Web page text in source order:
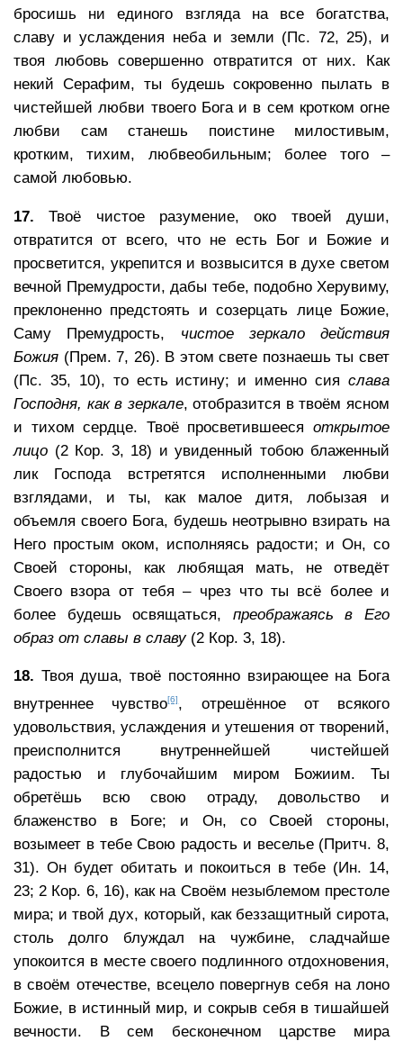
бросишь ни единого взгляда на все богатства,
славу и услаждения неба и земли (Пс. 72, 25), и
твоя любовь совершенно отвратится от них. Как
некий Серафим, ты будешь сокровенно пылать в
чистейшей любви твоего Бога и в сем кротком огне
любви сам станешь поистине милостивым,
кротким, тихим, любвеобильным; более того –
самой любовью.
17. Твоё чистое разумение, око твоей души,
отвратится от всего, что не есть Бог и Божие и
просветится, укрепится и возвысится в духе светом
вечной Премудрости, дабы тебе, подобно Херувиму,
преклоненно предстоять и созерцать лице Божие,
Саму Премудрость, чистое зеркало действия
Божия (Прем. 7, 26). В этом свете познаешь ты свет
(Пс. 35, 10), то есть истину; и именно сия слава
Господня, как в зеркале, отобразится в твоём ясном
и тихом сердце. Твоё просветившееся открытое
лицо (2 Кор. 3, 18) и увиденный тобою блаженный
лик Господа встретятся исполненными любви
взглядами, и ты, как малое дитя, лобызая и
объемля своего Бога, будешь неотрывно взирать на
Него простым оком, исполняясь радости; и Он, со
Своей стороны, как любящая мать, не отведёт
Своего взора от тебя – чрез что ты всё более и
более будешь освящаться, преображаясь в Его
образ от славы в славу(2 Кор. 3, 18).
18. Твоя душа, твоё постоянно взирающее на Бога
внутреннее чувство[6], отрешённое от всякого
удовольствия, услаждения и утешения от творений,
преисполнится внутреннейшей чистейшей
радостью и глубочайшим миром Божиим. Ты
обретёшь всю свою отраду, довольство и
блаженство в Боге; и Он, со Своей стороны,
возымеет в тебе Свою радость и веселье (Притч. 8,
31). Он будет обитать и покоиться в тебе (Ин. 14,
23; 2 Кор. 6, 16), как на Своём незыблемом престоле
мира; и твой дух, который, как беззащитный сирота,
столь долго блуждал на чужбине, сладчайше
упокоится в месте своего подлинного отдохновения,
в своём отечестве, всецело повергнув себя на лоно
Божие, в истинный мир, и сокрыв себя в тишайшей
вечности. В сем бесконечном царстве мира